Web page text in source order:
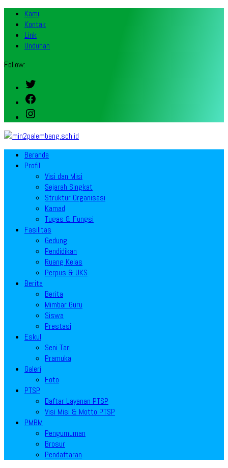
Kami
Kontak
Link
Unduhan
Follow:
Twitter
Facebook
Instagram
Beranda
Profil
Visi dan Misi
Sejarah Singkat
Struktur Organisasi
Kamad
Tugas & Fungsi
Fasilitas
Gedung
Pendidikan
Ruang Kelas
Perpus & UKS
Berita
Berita
Mimbar Guru
Siswa
Prestasi
Eskul
Seni Tari
Pramuka
Galeri
Foto
PTSP
Daftar Layanan PTSP
Visi Misi & Motto PTSP
PMBM
Pengumuman
Brosur
Pendaftaran